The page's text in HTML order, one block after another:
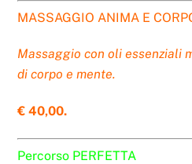
MASSAGGIO ANIMA E
Massaggio con oli essenziali
di corpo e mente.
€ 40,00.
Percorso PERFETTA